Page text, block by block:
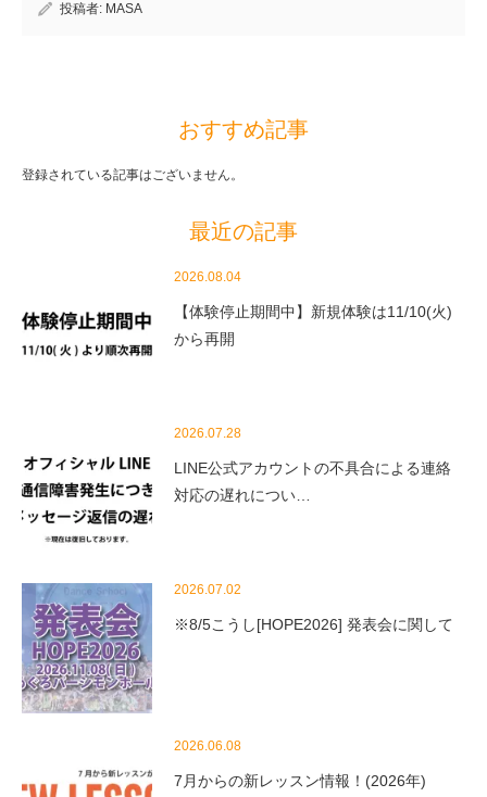
投稿者: MASA
おすすめ記事
登録されている記事はございません。
最近の記事
2026.08.04
【体験停止期間中】新規体験は11/10(火)
から再開
2026.07.28
LINE公式アカウントの不具合による連絡
対応の遅れについ…
2026.07.02
※8/5こうし[HOPE2026] 発表会に関して
2026.06.08
7月からの新レッスン情報！(2026年)